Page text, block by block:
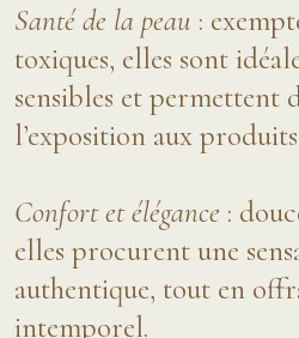
Santé de la peau :
toxiques, elles sont
sensibles et permettent
l’exposition aux
Confort et élégance :
elles procurent une
authentique, tout en
intemporel.